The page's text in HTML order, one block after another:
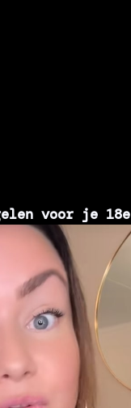
voor je 18e